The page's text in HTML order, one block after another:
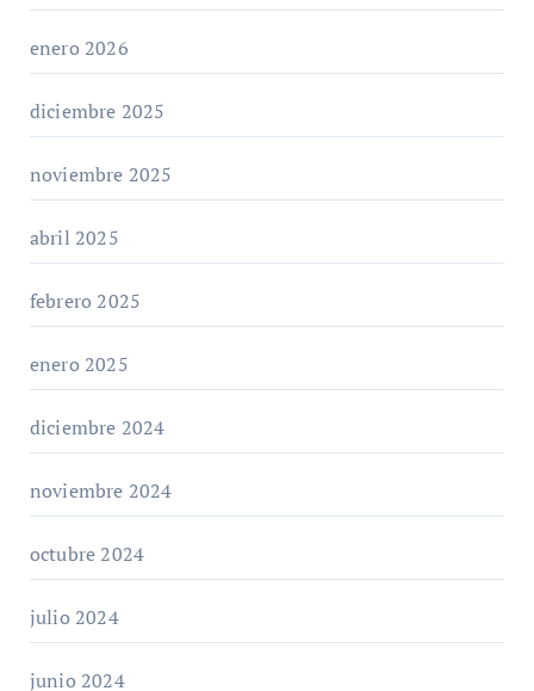
enero 2026
diciembre 2025
noviembre 2025
abril 2025
febrero 2025
enero 2025
diciembre 2024
noviembre 2024
octubre 2024
julio 2024
junio 2024